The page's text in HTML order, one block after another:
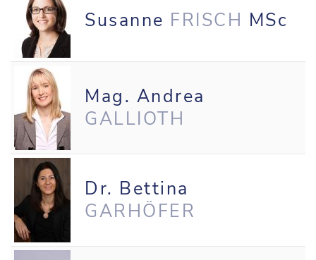
Susanne FRISCH MSc
Mag. Andrea
GALLIOTH
Dr. Bettina
GARHÖFER